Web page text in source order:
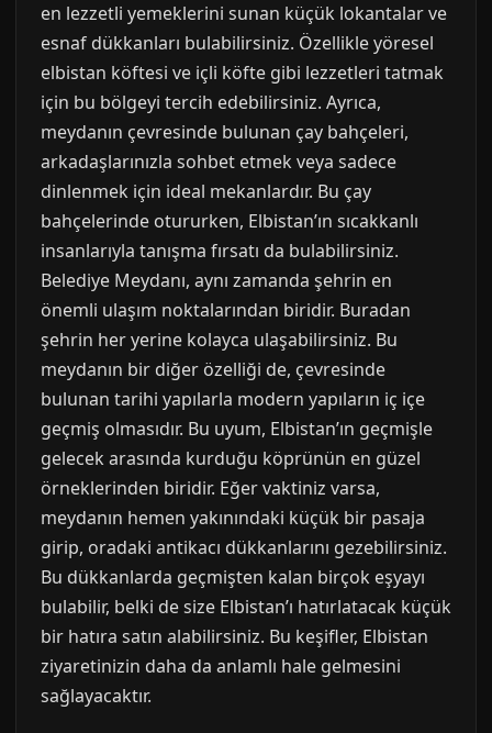
en lezzetli yemeklerini sunan küçük lokantalar ve
esnaf dükkanları bulabilirsiniz. Özellikle yöresel
elbistan köftesi ve içli köfte gibi lezzetleri tatmak
için bu bölgeyi tercih edebilirsiniz. Ayrıca,
meydanın çevresinde bulunan çay bahçeleri,
arkadaşlarınızla sohbet etmek veya sadece
dinlenmek için ideal mekanlardır. Bu çay
bahçelerinde otururken, Elbistan’ın sıcakkanlı
insanlarıyla tanışma fırsatı da bulabilirsiniz.
Belediye Meydanı, aynı zamanda şehrin en
önemli ulaşım noktalarından biridir. Buradan
şehrin her yerine kolayca ulaşabilirsiniz. Bu
meydanın bir diğer özelliği de, çevresinde
bulunan tarihi yapılarla modern yapıların iç içe
geçmiş olmasıdır. Bu uyum, Elbistan’ın geçmişle
gelecek arasında kurduğu köprünün en güzel
örneklerinden biridir. Eğer vaktiniz varsa,
meydanın hemen yakınındaki küçük bir pasaja
girip, oradaki antikacı dükkanlarını gezebilirsiniz.
Bu dükkanlarda geçmişten kalan birçok eşyayı
bulabilir, belki de size Elbistan’ı hatırlatacak küçük
bir hatıra satın alabilirsiniz. Bu keşifler, Elbistan
ziyaretinizin daha da anlamlı hale gelmesini
sağlayacaktır.